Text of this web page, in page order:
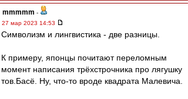
mmmmm -
27 мар 2023 14:53
Символизм и лингвистика - две разницы.
К примеру, японцы почитают переломным
момент написания трёхстрочника про лягушку
тов.Басё. Ну, что-то вроде квадрата Малевича.